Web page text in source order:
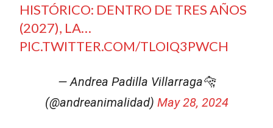
HISTÓRICO: DENTRO DE TRES AÑOS
(2027), LA…
PIC.TWITTER.COM/TLOIQ3PWCH
— Andrea Padilla Villarraga🐆
(@andreanimalidad) May 28, 2024